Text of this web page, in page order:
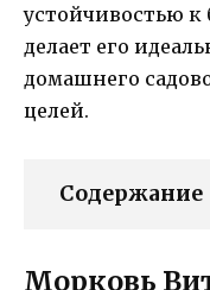
устойчивостью к
делает его
домашнего
целей.
Содержание
Морковь